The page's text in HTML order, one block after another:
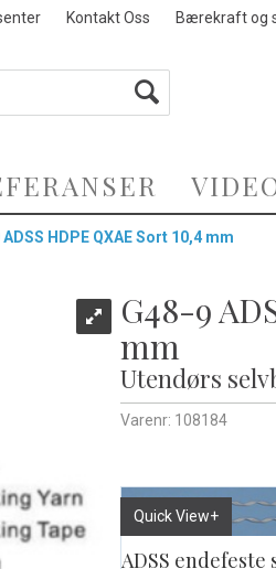
Kontakt Oss Bærekraft og
HDPE QXAE Sort 10,4 mm
G48-9
mm
Utendørs
Varenr: 108184
Quick View+